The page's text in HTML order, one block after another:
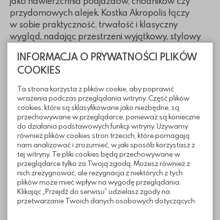
INFORMACJA O PRYWATNOŚCI PLIKÓW
COOKIES
Ta strona korzysta z plików cookie, aby poprawić
wrażenia podczas przeglądania witryny. Część plików
cookies, które są sklasyfikowane jako niezbędne, są
przechowywane w przeglądarce, ponieważ są konieczne
do działania podstawowych funkcji witryny. Używamy
również plików cookies stron trzecich, które pomagają
nam analizować i zrozumieć, w jaki sposób korzystasz z
tej witryny. Te pliki cookies będą przechowywane w
przeglądarce tylko za Twoją zgodą. Możesz również z
nich zrezygnować, ale rezygnacja z niektórych z tych
plików może mieć wpływ na wygodę przeglądania.
Klikając „Przejdź do serwisu” udzielasz zgody na
przetwarzanie Twoich danych osobowych dotyczących
przydomowych alejek. Kostka Akropolis łączy
w sobie praktyczność, trwałość i klasyczny
wygląd, nadając przestrzeni wyjątkowy, stylowy
Wymiary
Informacje techniczne